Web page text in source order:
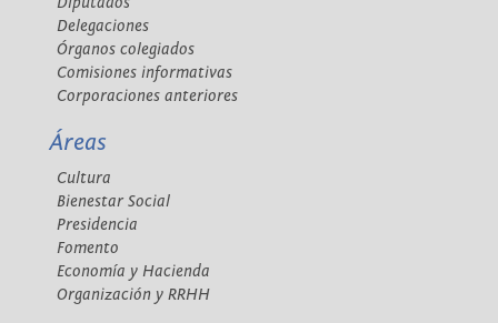
Delegaciones
Órganos colegiados
Comisiones informativas
Corporaciones anteriores
Áreas
Cultura
Bienestar Social
Presidencia
Fomento
Economía y Hacienda
Organización y RRHH